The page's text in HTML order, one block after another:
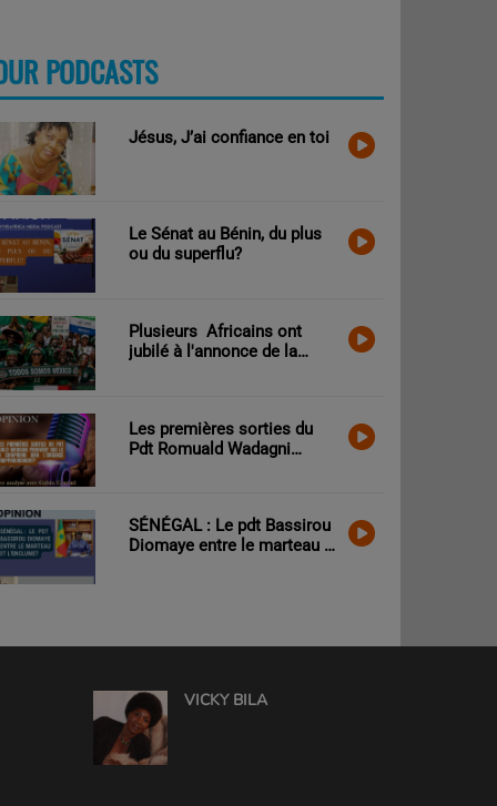
PODCASTS
Jésus, J’ai confiance en toi
Le Sénat au Bénin, du plus
ou du superflu?
Plusieurs Africains ont
jubilé à l'annonce de la
Les premières sorties du
Pdt Romuald Wadagni
SÉNÉGAL : Le pdt Bassirou
Diomaye entre le marteau et
VICKY BILA